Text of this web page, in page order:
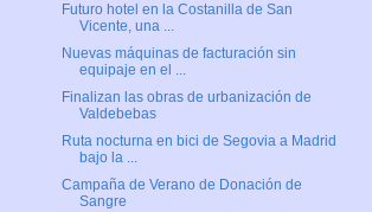
Futuro hotel en la Costanilla de San
Vicente, una ...
Nuevas máquinas de facturación sin
equipaje en el ...
Finalizan las obras de urbanización de
Valdebebas
Ruta nocturna en bici de Segovia a Madrid
bajo la ...
Campaña de Verano de Donación de
Sangre